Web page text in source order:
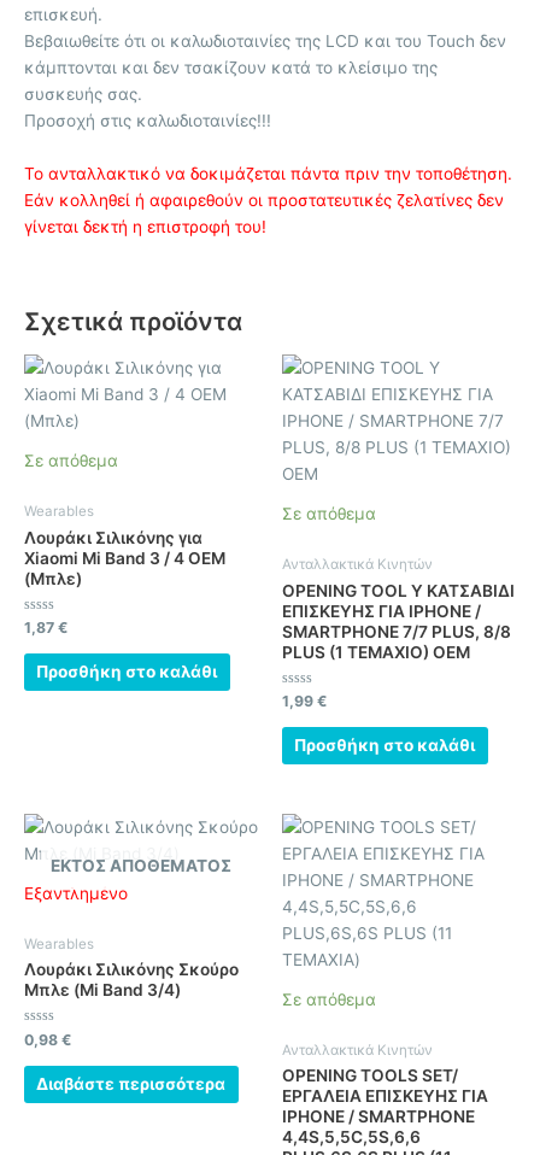
επισκευή.
Βεβαιωθείτε ότι οι καλωδιοταινίες της LCD και του Touch δεν
κάμπτονται και δεν τσακίζουν κατά το κλείσιμο της
συσκευής σας.
Προσοχή στις καλωδιοταινίες!!!
Το ανταλλακτικό να δοκιμάζεται πάντα πριν την τοποθέτηση.
Εάν κολληθεί ή αφαιρεθούν οι προστατευτικές ζελατίνες δεν
γίνεται δεκτή η επιστροφή του!
Σχετικά προϊόντα
Σε απόθεμα
Wearables
Λουράκι Σιλικόνης για
Xiaomi Mi Band 3 / 4 OEM
(Μπλε)
Βαθμολογήθηκε
με
0
από
1,87 €
Προσθήκη στο καλάθι
Σε απόθεμα
Ανταλλακτικά Κινητών
OPENING TOOL Y ΚΑΤΣΑΒΙΔΙ
ΕΠΙΣΚΕΥΗΣ ΓΙΑ IPHONE /
SMARTPHONE 7/7 PLUS, 8/8
PLUS (1 ΤΕΜΑΧΙΟ) OEM
Βαθμολογήθηκε
με
0
από
1,99 €
Προσθήκη στο καλάθι
ΕΚΤΌΣ ΑΠΟΘΈΜΑΤΟΣ
Εξαντλημένο
Wearables
Λουράκι Σιλικόνης Σκούρο
Μπλε (Mi Band 3/4)
Βαθμολογήθηκε
με
0
από
0,98 €
Διαβάστε περισσότερα
Σε απόθεμα
Ανταλλακτικά Κινητών
OPENING TOOLS SET/
ΕΡΓΑΛΕΙΑ ΕΠΙΣΚΕΥΗΣ ΓΙΑ
IPHONE / SMARTPHONE
4,4S,5,5C,5S,6,6